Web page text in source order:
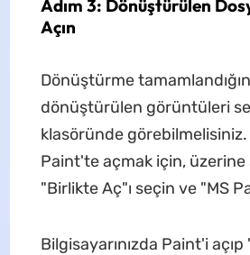
Adım 3: Dönüştürülen
Açın
Dönüştürme
dönüştürülen görüntüleri
klasöründe görebilmelisiniz.
Paint'te açmak için, üzerine
"Birlikte Aç"ı seçin ve "MS
Bilgisayarınızda Paint'i açıp